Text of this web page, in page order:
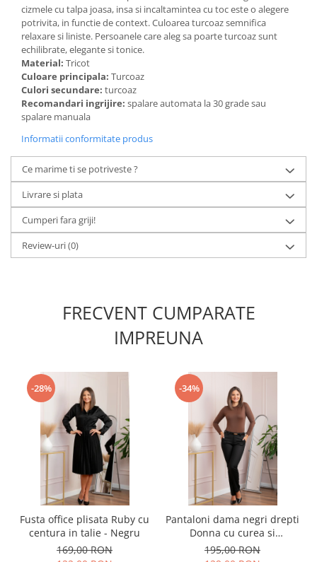
cizmele cu talpa joasa, insa si incaltamintea cu toc este o alegere
potrivita, in functie de context. Culoarea turcoaz semnifica
relaxare si liniste. Persoanele care aleg sa poarte turcoaz sunt
echilibrate, elegante si tonice.
Material: Tricot
Culoare principala: Turcoaz
Culori secundare: turcoaz
Recomandari ingrijire: spalare automata la 30 grade sau
spalare manuala
Informatii conformitate produs
Ce marime ti se potriveste ?
Livrare si plata
Cumperi fara griji!
Review-uri(0)
FRECVENT CUMPARATE
IMPREUNA
-28%
Fusta office plisata Ruby cu
centura in talie - Negru
169,00 RON
-34%
Pantaloni dama negri drepti
Donna cu curea si
buzunare functionale
195,00 RON